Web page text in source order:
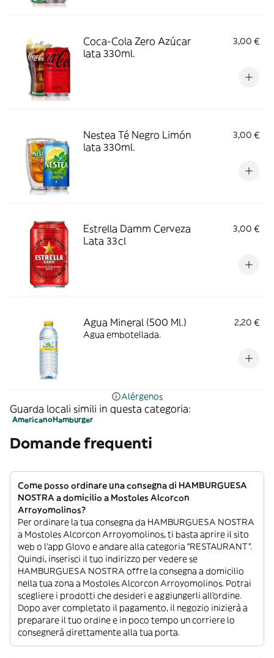
Coca-Cola Zero Azúcar
lata 330ml.
3,00 €
Nestea Té Negro Limón
lata 330ml.
3,00 €
Estrella Damm Cerveza
Lata 33cl
3,00 €
Agua Mineral (500 Ml.)
2,20 €
Agua embotellada.
Alérgenos
Guarda locali simili in questa categoria:
AmericanoHamburger
Domande frequenti
Come posso ordinare una consegna di HAMBURGUESA
NOSTRA a domicilio a Mostoles Alcorcon
Arroyomolinos?
Per ordinare la tua consegna da HAMBURGUESA NOSTRA
a Mostoles Alcorcon Arroyomolinos, ti basta aprire il sito
web o l’app Glovo e andare alla categoria “RESTAURANT”.
Quindi, inserisci il tuo indirizzo per vedere se
HAMBURGUESA NOSTRA offre la consegna a domicilio
nella tua zona a Mostoles Alcorcon Arroyomolinos. Potrai
scegliere i prodotti che desideri e aggiungerli all’ordine.
Dopo aver completato il pagamento, il negozio inizierà a
preparare il tuo ordine e in poco tempo un corriere lo
consegnerà direttamente alla tua porta.